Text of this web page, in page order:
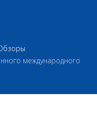
международного